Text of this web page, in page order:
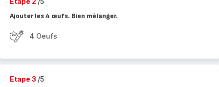
Ajouter les 4 œufs. Bien mélanger.
4 Oeufs
Etape 3 /5